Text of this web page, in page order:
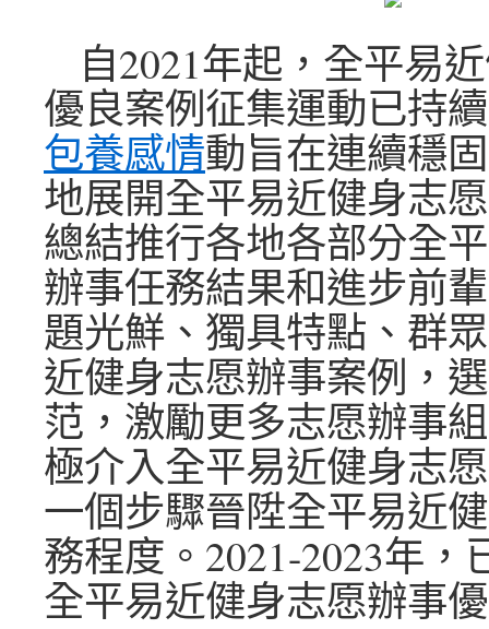
自2021年起，全平易
優良案例征集運動已持
包養感情動旨在連續穩
地展開全平易近健身志
總結推行各地各部分全
辦事任務結果和進步前
題光鮮、獨具特點、群
近健身志愿辦事案例，
范，激勵更多志愿辦事
極介入全平易近健身志
一個步驟晉陞全平易近
務程度。2021-2023年，
全平易近健身志愿辦事